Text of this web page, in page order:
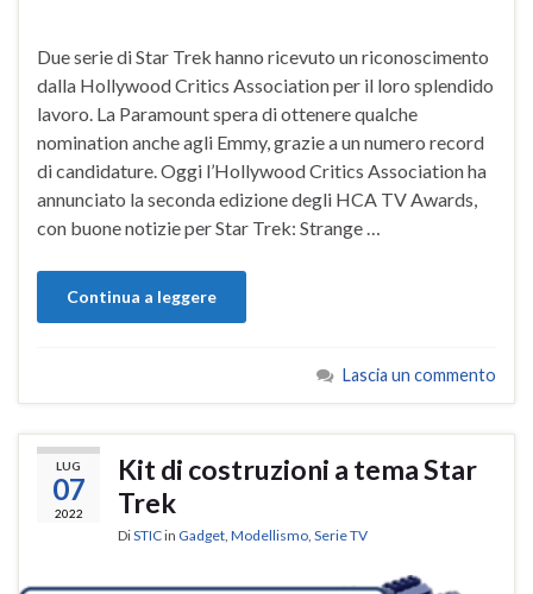
Due serie di Star Trek hanno ricevuto un riconoscimento
dalla Hollywood Critics Association per il loro splendido
lavoro. La Paramount spera di ottenere qualche
nomination anche agli Emmy, grazie a un numero record
di candidature. Oggi l’Hollywood Critics Association ha
annunciato la seconda edizione degli HCA TV Awards,
con buone notizie per Star Trek: Strange …
Continua a leggere
Lascia un commento
LUG
07
2022
Kit di costruzioni a tema Star
Trek
DiSTICin Gadget Modellismo Serie TV